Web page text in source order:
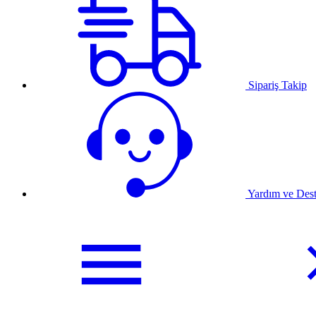
Sipariş Takip
Yardım ve